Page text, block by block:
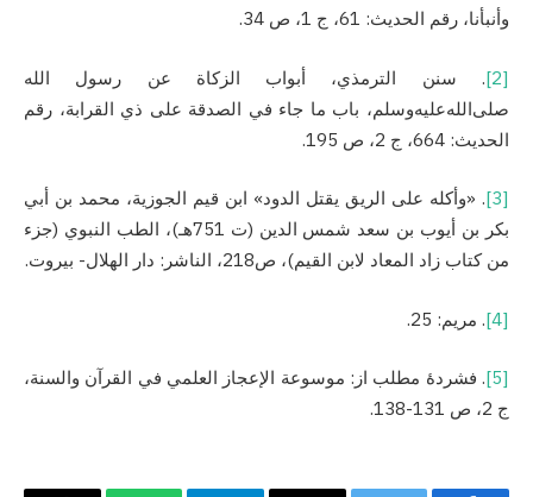
وأنبأنا، رقم الحدیث: 61، ج 1، ص 34.
[2]
. سنن الترمذي، ‌‌أبواب الزكاة عن رسول الله
صلى‌الله‌عليه‌وسلم، باب ما جاء في الصدقة على ذي القرابة، رقم
الحدیث: 664، ج 2، ص 195.
[3]
. «وأكله ‌على ‌الريق يقتل الدود» ابن قيم الجوزية، محمد بن أبي
بكر بن أيوب بن سعد شمس الدين (ت 751هـ)، الطب النبوي (جزء
من كتاب زاد المعاد لابن القيم)، ص218، الناشر: دار الهلال- بيروت.
[4] . مریم: 25.
[5]
. فشردۀ مطلب از: موسوعة الإعجاز العلمي في القرآن والسنة،
ج 2، ص 131-138.